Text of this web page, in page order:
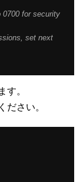
for security
set next
す。
ださい。